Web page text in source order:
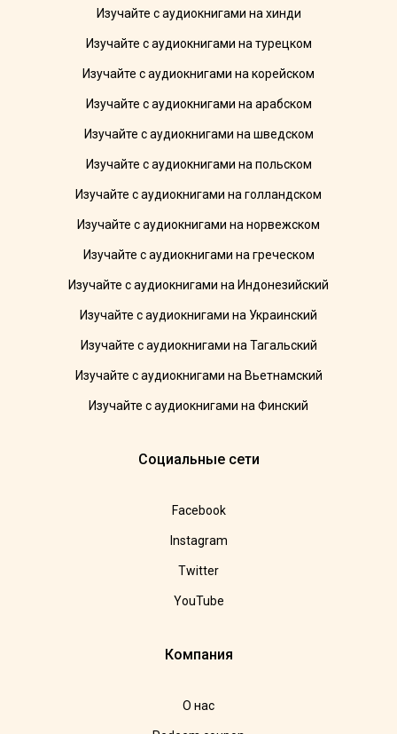
Изучайте с аудиокнигами на хинди
Изучайте с аудиокнигами на турецком
Изучайте с аудиокнигами на корейском
Изучайте с аудиокнигами на арабском
Изучайте с аудиокнигами на шведском
Изучайте с аудиокнигами на польском
Изучайте с аудиокнигами на голландском
Изучайте с аудиокнигами на норвежском
Изучайте с аудиокнигами на греческом
Изучайте с аудиокнигами на Индонезийский
Изучайте с аудиокнигами на Украинский
Изучайте с аудиокнигами на Тагальский
Изучайте с аудиокнигами на Вьетнамский
Изучайте с аудиокнигами на Финский
Социальные сети
Facebook
Instagram
Twitter
YouTube
Компания
О нас